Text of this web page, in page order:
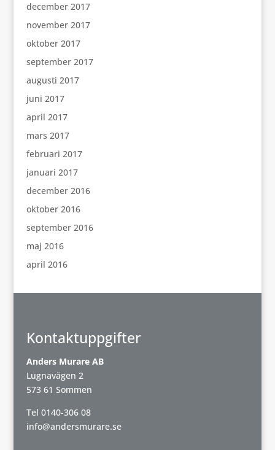
december 2017
november 2017
oktober 2017
september 2017
augusti 2017
juni 2017
april 2017
mars 2017
februari 2017
januari 2017
december 2016
oktober 2016
september 2016
maj 2016
april 2016
Kontaktuppgifter
Anders Murare AB
Lugnavägen 2
573 61 Sommen
Tel 0140-306 08
info@andersmurare.se